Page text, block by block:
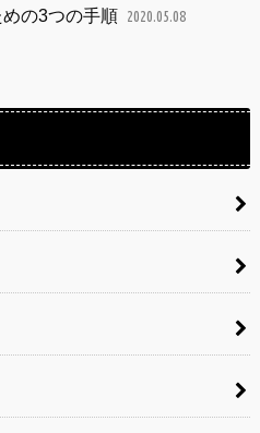
の3つの手順 2020.05.08